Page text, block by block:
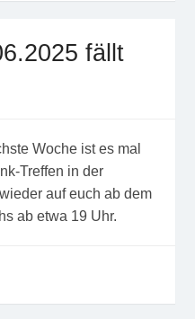
fällt
Woche ist es mal
Treffen in der
auf euch ab dem
ab etwa 19 Uhr.